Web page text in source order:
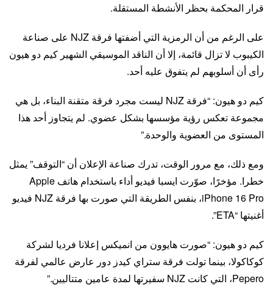
قرار المحكمة بحظر الأنشطة المستقلة.
على الرغم من أن الرمزية التي أضفتها فرقة NJZ على صناعة
الكيبوب لا تزال قائمة، إلا أن الناقد الموسيقي الشهير كيم دو هيون
رأى أن أسلوبهم لم يتفوق عليه أحد.
كيم دو هيون: “فرقة NJZ ليست مجرد فرقة متقنة البناء، بل هي
مجموعة تعكس رؤية مؤسسها بشكل عضوي. لم يتجاوز أحد هذا
المستوى من العضوية والوحدة.”
ومع ذلك، مع مرور الوقت، تدرك صناعة الإعلان أن “التوقف” يمثل
خطرا. مؤخرًا، صوّرت ايسبا فيديو أداء باستخدام هاتف Apple
iPhone 16 Pro، بنفس الطريقة التي صورت بها فرقة NJZ فيديو
أغنيتها “ETA”.
كيم دو هيون: “صورت هايوون من انميكس إعلانا فرديا لشركة
كوكاكولا، بينما تولت فرقة ستراي كيدز دور عارض عالمي لفرقة
Pepero، التي كانت NJZ سفيرتها لمدة عامين متتاليين.”